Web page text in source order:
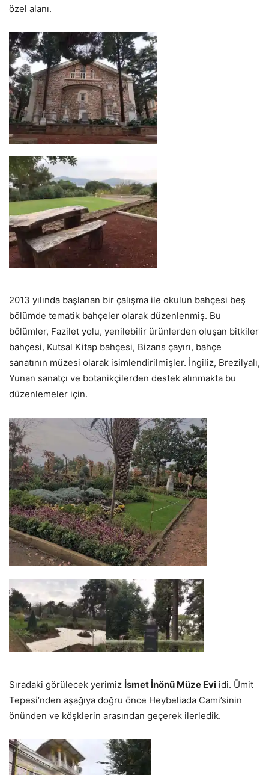
özel alanı.
2013 yılında başlanan bir çalışma ile okulun bahçesi beş
bölümde tematik bahçeler olarak düzenlenmiş. Bu
bölümler, Fazilet yolu, yenilebilir ürünlerden oluşan bitkiler
bahçesi, Kutsal Kitap bahçesi, Bizans çayırı, bahçe
sanatının müzesi olarak isimlendirilmişler. İngiliz, Brezilyalı,
Yunan sanatçı ve botanikçilerden destek alınmakta bu
düzenlemeler için.
Sıradaki görülecek yerimiz İsmet İnönü Müze Evi idi. Ümit
Tepesi’nden aşağıya doğru önce Heybeliada Cami’sinin
önünden ve köşklerin arasından geçerek ilerledik.